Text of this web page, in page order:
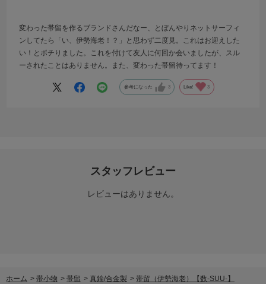
変わった帯留を作るブランドさんだなー、とぼんやりネットサーフィ
ンしてたら「い、伊勢海老！？」と思わず二度見。これはお迎えした
い！とポチりました。これを付けて友人に何回か会いましたが、スル
ーされたことはありません。また、変わった帯留待ってます！
参考になった 3 Like! 3
スタッフレビュー
レビューはありません。
ホーム > 帯小物 > 帯留 > 真鍮/合金製 > 帯留（伊勢海老）【数-SUU-】